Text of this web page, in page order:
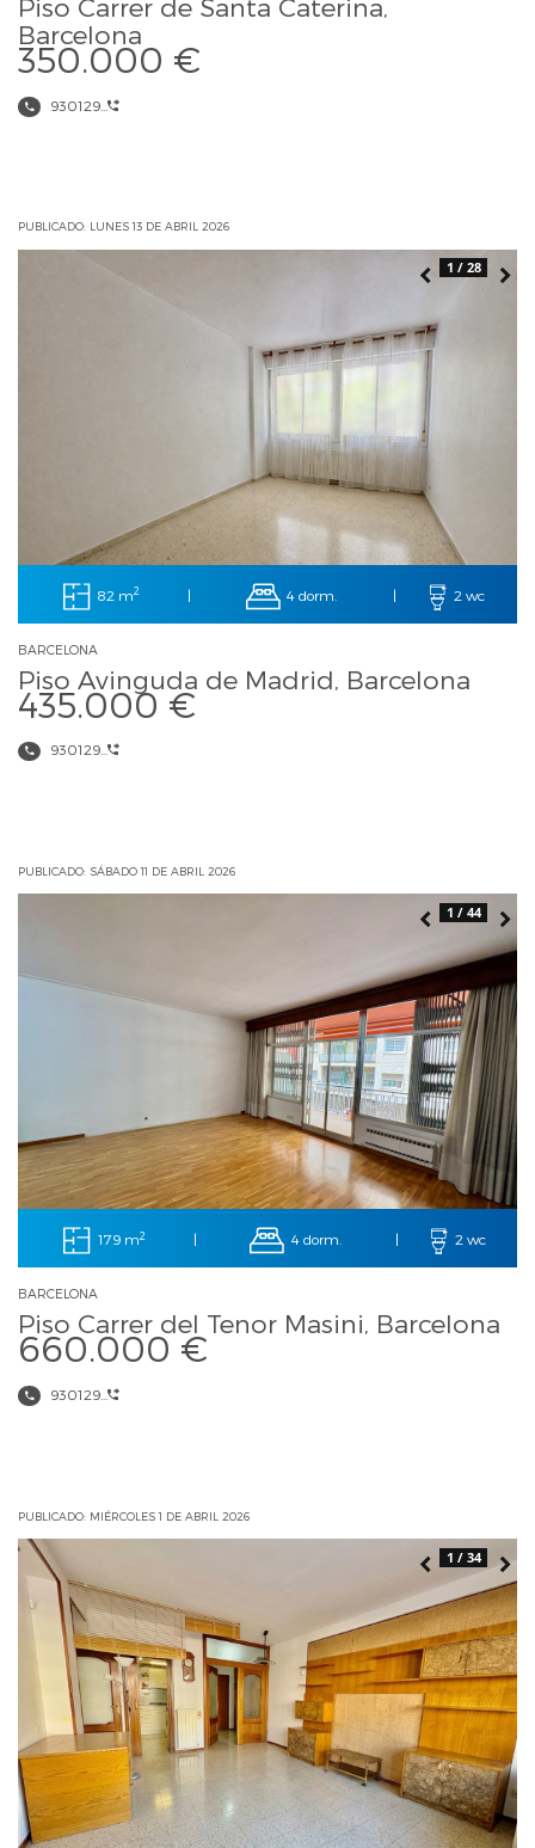
Barcelona
350.000 €
930129...
PUBLICADO: LUNES 13 DE ABRIL 2026
1 / 28
82 m2 | 4 dorm. | 2 wc
BARCELONA
Piso Avinguda de Madrid, Barcelona
435.000 €
930129...
PUBLICADO: SÁBADO 11 DE ABRIL 2026
1 / 44
179 m2 | 4 dorm. | 2 wc
BARCELONA
Piso Carrer del Tenor Masini, Barcelona
660.000 €
930129...
PUBLICADO: MIÉRCOLES 1 DE ABRIL 2026
1 / 34